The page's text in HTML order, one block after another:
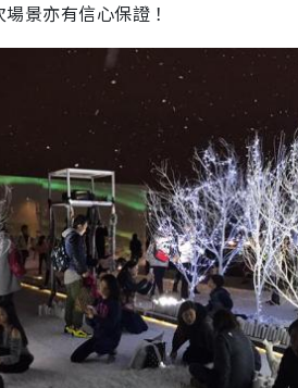
景亦有信心保證！